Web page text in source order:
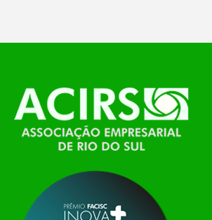
O Polo ACATE-ACIRS, por meio do
de Tecnologia da Informação do
Itajaí, realizou, no dia 21 de julho, o
Conexão Tech NIAVI, reunindo
tecnologia da região para uma
apresentação de novas iniciativas
encontro aconteceu em Rio…